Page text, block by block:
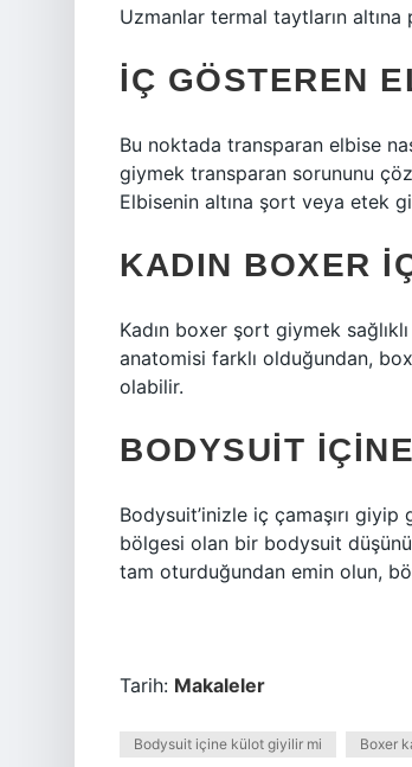
Uzmanlar termal taytların
İÇ GÖSTEREN
Bu noktada transparan elbise
giymek transparan sorununu
Elbisenin altına şort veya etek
KADIN BOXER
Kadın boxer şort giymek
anatomisi farklı olduğundan,
olabilir.
BODYSUIT
Bodysuit’inizle iç çamaşırı
bölgesi olan bir bodysuit
tam oturduğundan emin olun,
Tarih: Makaleler
Bodysuit içine külot giyilir mi Boxer